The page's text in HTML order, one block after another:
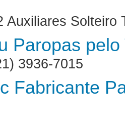
Auxiliares Solteiro
Paropas pelo
3936-7015
Fabricante